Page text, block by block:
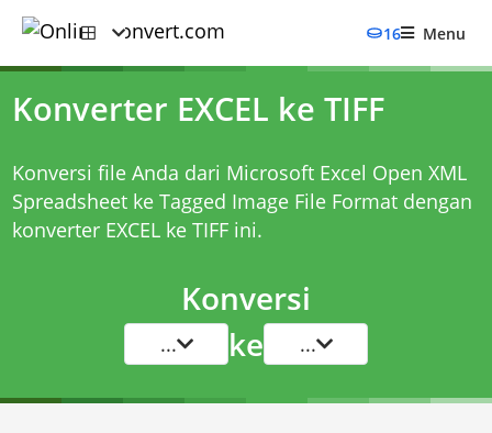
16 Menu
Konverter EXCEL ke TIFF
Konversi file Anda dari Microsoft Excel Open XML
Spreadsheet ke Tagged Image File Format dengan
konverter EXCEL ke TIFFini.
Konversi
... ke ...